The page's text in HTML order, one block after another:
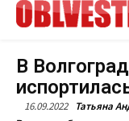
В
16.09.2022 Татьяна